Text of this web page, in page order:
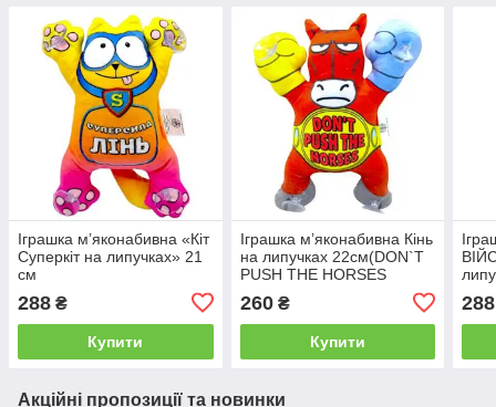
Іграшка м’яконабивна «Кіт
Суперкіт на липучках» 21
см
288 ₴
Купити
Іграшка м’яконабивна Кінь
на липучках 22см(DON`T
PUSH THE HORSES
260₴
Купити
288
Акційні пропозиції та новинки